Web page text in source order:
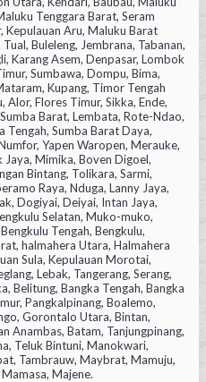
Tenggara Barat, Seram
Kepulauan Aru, Maluku Barat
Buleleng, Jembrana, Tabanan,
Karang Asem, Denpasar, Lombok
Sumbawa, Dompu, Bima,
Kupang, Timor Tengah
Alor, Flores Timur, Sikka, Ende,
Barat, Lembata, Rote-Ndao,
Tengah, Sumba Barat Daya,
Yapen Waropen, Merauke,
Jaya, Mimika, Boven Digoel,
Bintang, Tolikara, Sarmi,
Raya, Nduga, Lanny Jaya,
Dogiyai, Deiyai, Intan Jaya,
Selatan, Muko-muko,
Tengah, Bengkulu,
halmahera Utara, Halmahera
Sula, Kepulauan Morotai,
Lebak, Tangerang, Serang,
Belitung, Bangka Tengah, Bangka
Pangkalpinang, Boalemo,
Gorontalo Utara, Bintan,
Anambas, Batam, Tanjungpinang,
Teluk Bintuni, Manokwari,
Tambrauw, Maybrat, Mamuju,
Majene.